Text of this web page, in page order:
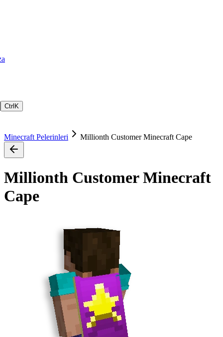
Ctrl K
Minecraft Pelerinleri Millionth Customer Minecraft Cape
Millionth Customer Minecraft
Cape